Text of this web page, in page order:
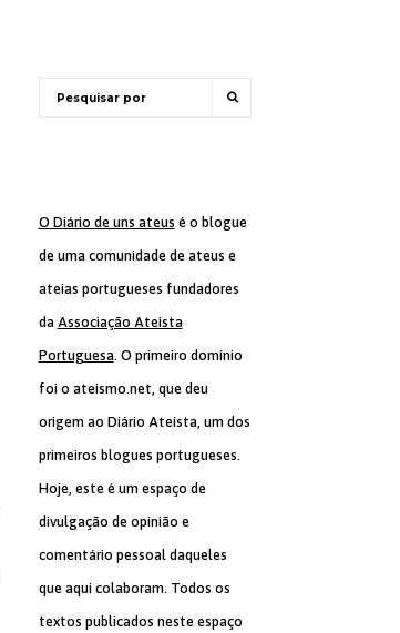
O Diário de uns ateus é o blogue
de uma comunidade de ateus e
ateias portugueses fundadores
da Associação Ateísta
Portuguesa. O primeiro domínio
foi o ateismo.net, que deu
origem ao Diário Ateísta, um dos
primeiros blogues portugueses.
Hoje, este é um espaço de
divulgação de opinião e
comentário pessoal daqueles
que aqui colaboram. Todos os
textos publicados neste espaço